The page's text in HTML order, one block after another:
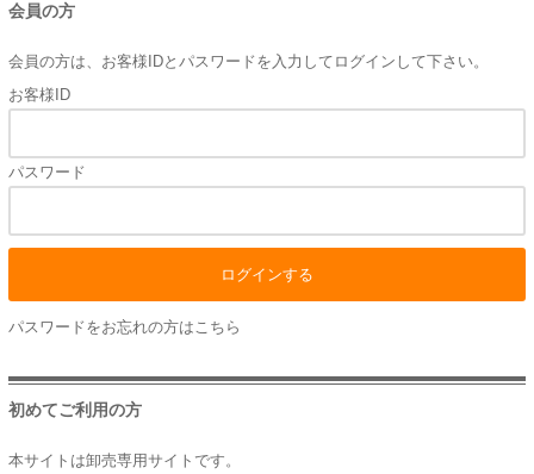
会員の方
会員の方は、お客様IDとパスワードを入力してログインして下さい。
お客様ID
パスワード
パスワードをお忘れの方はこちら
初めてご利用の方
本サイトは卸売専用サイトです。